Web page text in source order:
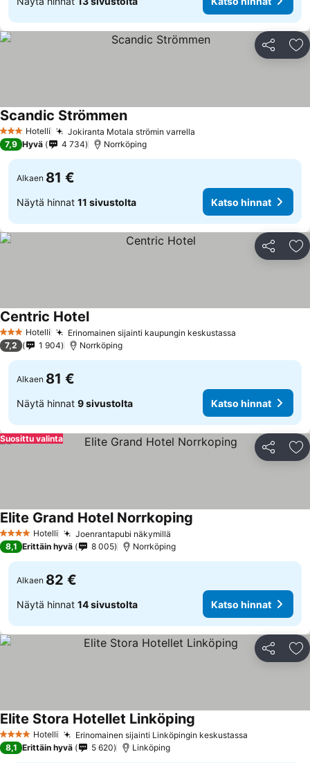
Jaa
3 Tähtiluokitus
Hotelli Jokiranta Motala strömin varrella
Scandic Strömmen
7,9 Hyvä 4 734 Norrköping
Alkaen 81 €
Näytä hinnat 11 sivustolta Katso hinnat
Jaa
3 Tähtiluokitus
Hotelli Erinomainen sijainti kaupungin keskustassa
Centric Hotel
7,2 1 904 Norrköping
Alkaen 81 €
Näytä hinnat 9 sivustolta Katso hinnat
Jaa
Suosittu valinta
4 Tähtiluokitus
Hotelli Joenrantapubi näkymillä
Elite Grand Hotel Norrkoping
8,1 Erittäin hyvä 8 005 Norrköping
Alkaen 82 €
Näytä hinnat 14 sivustolta Katso hinnat
Jaa
4 Tähtiluokitus
Hotelli Erinomainen sijainti Linköpingin keskustassa
Elite Stora Hotellet Linköping
8,1 Erittäin hyvä 5 620 Linköping